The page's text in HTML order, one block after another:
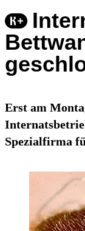
Erst am
Spezialfirma